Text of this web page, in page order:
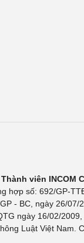
viên INCOM
hợp số: 692/GP-
- BC, ngày 26/
ngày 16/02/
Luật Việt Nam.